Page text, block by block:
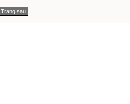
Trang sau